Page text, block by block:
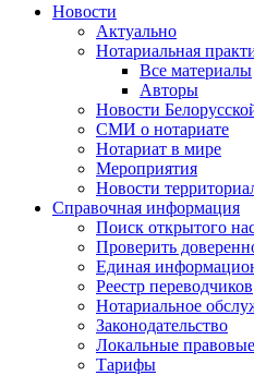
Новости
Актуально
Нотариальная
Все материалы
Авторы
Новости
СМИ о нотариате
Нотариат в мире
Мероприятия
Новости
Справочная информация
Поиск открытого
Проверить
Единая
Реестр переводчиков
Нотариальное
Законодательство
Локальные
Тарифы